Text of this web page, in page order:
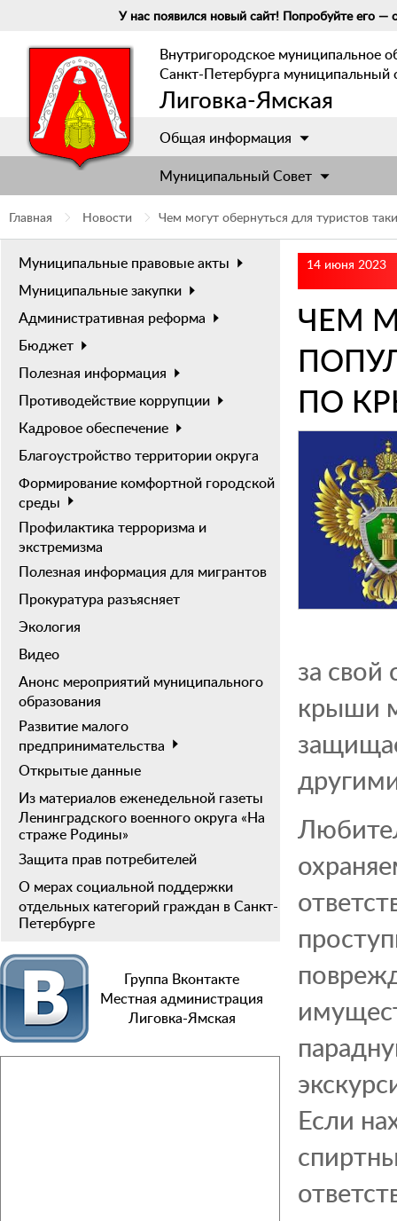
У нас появился новый сайт! Попробуйте его —
Внутригородское муниципальное
Санкт-Петербурга муниципальный
Лиговка-Ямская
Общая информация
Муниципальный Cовет
Главная Новости Чем могут обернуться для туристов
Муниципальные правовые акты
Муниципальные закупки
Административная реформа
Бюджет
Полезная информация
Противодействие коррупции
Кадровое обеспечение
Благоустройство территории округа
Формирование комфортной городской
среды
Профилактика терроризма и
экстремизма
Полезная информация для мигрантов
Прокуратура разъясняет
Экология
Видео
Анонс мероприятий муниципального
образования
Развитие малого
предпринимательства
Открытые данные
Из материалов еженедельной газеты
Ленинградского военного округа «На
страже Родины»
Защита прав потребителей
О мерах социальной поддержки
отдельных категорий граждан в Санкт-
Петербурге
Группа Вконтакте
Местная администрация
Лиговка-Ямская
14 июня 2023
ЧЕМ
ПО
за свой
крыши
Если